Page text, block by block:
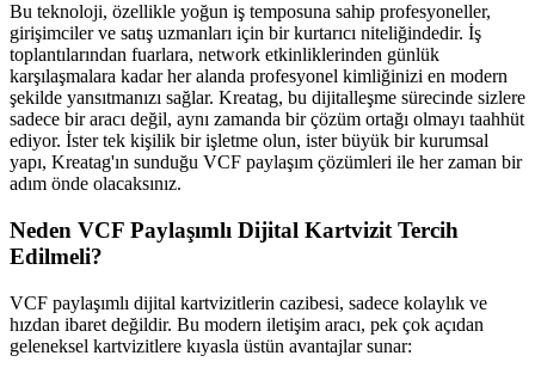
Bu teknoloji, özellikle yoğun iş temposuna sahip profesyoneller,
girişimciler ve satış uzmanları için bir kurtarıcı niteliğindedir. İş
toplantılarından fuarlara, network etkinliklerinden günlük
karşılaşmalara kadar her alanda profesyonel kimliğinizi en modern
şekilde yansıtmanızı sağlar. Kreatag, bu dijitalleşme sürecinde sizlere
sadece bir aracı değil, aynı zamanda bir çözüm ortağı olmayı taahhüt
ediyor. İster tek kişilik bir işletme olun, ister büyük bir kurumsal
yapı, Kreatag'ın sunduğu VCF paylaşım çözümleri ile her zaman bir
adım önde olacaksınız.
Neden VCF Paylaşımlı Dijital Kartvizit Tercih
Edilmeli?
VCF paylaşımlı dijital kartvizitlerin cazibesi, sadece kolaylık ve
hızdan ibaret değildir. Bu modern iletişim aracı, pek çok açıdan
geleneksel kartvizitlere kıyasla üstün avantajlar sunar: